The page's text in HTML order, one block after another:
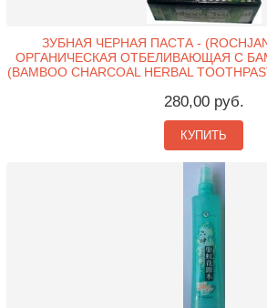
ЗУБНАЯ ЧЕРНАЯ ПАСТА -
ОРГАНИЧЕСКАЯ ОТБЕЛИВАЮЩАЯ С
(BAMBOO CHARCOAL HERBAL
280,00 руб.
КУПИТЬ